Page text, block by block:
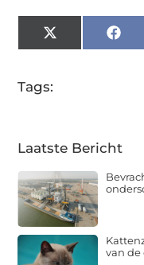
X
(Twitter)
Tags:
Laatste Bericht
van de